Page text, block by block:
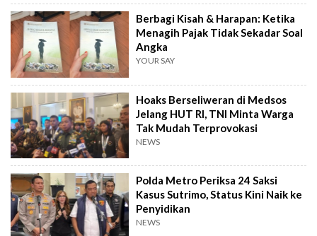
Berbagi Kisah & Harapan: Ketika
Menagih Pajak Tidak Sekadar Soal
Angka
YOUR SAY
Hoaks Berseliweran di Medsos
Jelang HUT RI, TNI Minta Warga
Tak Mudah Terprovokasi
NEWS
Polda Metro Periksa 24 Saksi
Kasus Sutrimo, Status Kini Naik ke
Penyidikan
NEWS